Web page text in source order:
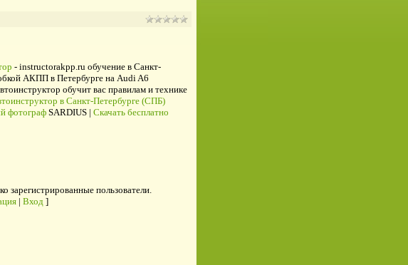
- instructorakpp.ru обучение в Санкт-
АКПП в Петербурге на Audi A6
обучит вас правилам и технике
в Санкт-Петербурге (СПБ)
фотографSARDIUS | Скачать бесплатно
зарегистрированные пользователи.
| Вход]